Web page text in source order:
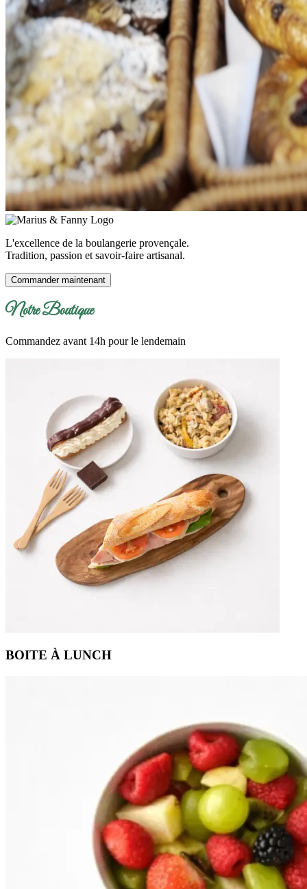
L'excellence de la boulangerie provençale.
Tradition, passion et savoir-faire artisanal.
Commander maintenant
Notre Boutique
Commandez avant 14h pour le lendemain
BOITE À LUNCH